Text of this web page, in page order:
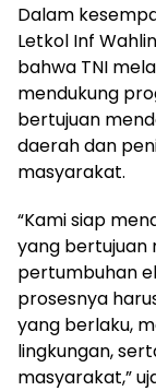
Dalam
Letkol Inf
bahwa TNI
mendukung
bertujuan
daerah dan
masyarakat.
“Kami siap
yang bertujuan
pertumbuhan
prosesnya
yang berlaku,
lingkungan,
masyarakat,”